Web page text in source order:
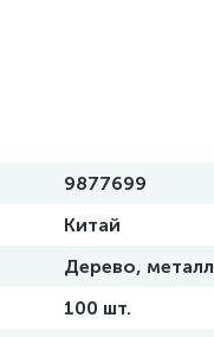
9877699
Китай
Дерево, металл
100 шт.